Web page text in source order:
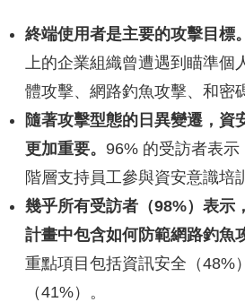
終端使用者是主要的攻擊目標。
上的企業組織曾遭遇到瞄準個
體攻擊、網路釣魚攻擊、和密
隨著攻擊型態的日異變遷，資
更加重要。 96% 的受訪者表
階層支持員工參與資安意識培
幾乎所有受訪者（98%）表示
計畫中包含如何防範網路釣魚
重點項目包括資訊安全（48%
（41%）。